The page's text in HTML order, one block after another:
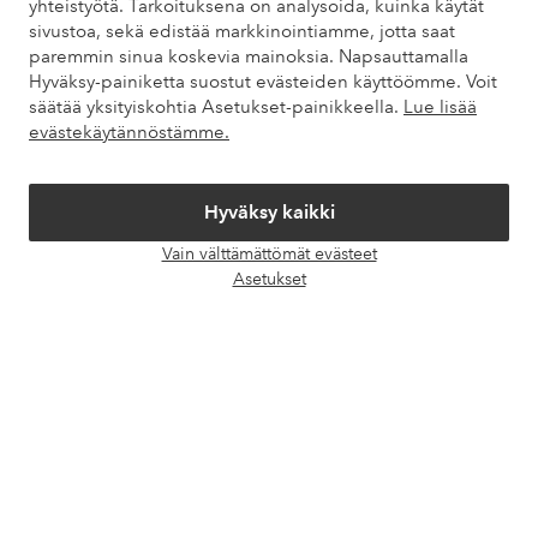
yhteistyötä. Tarkoituksena on analysoida, kuinka käytät
sivustoa, sekä edistää markkinointiamme, jotta saat
paremmin sinua koskevia mainoksia. Napsauttamalla
Hyväksy-painiketta suostut evästeiden käyttöömme. Voit
säätää yksityiskohtia Asetukset-painikkeella. Lue lisää
evästekäytännöstämme.
Hyväksy kaikki
Vain välttämättömät evästeet
Asetukset
Tietoa Elloksesta
Palvelumme
Ystävät